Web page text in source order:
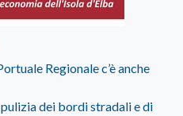
Regionale c’è anche
dei bordi stradali e di